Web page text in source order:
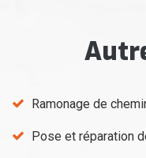
Ramonage de
Pose et réparation